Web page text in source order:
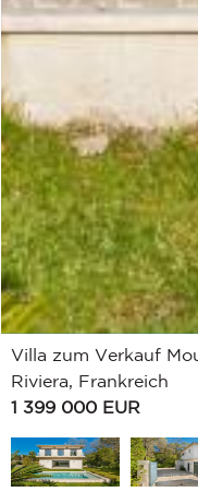
Villa zum Verkauf
Riviera, Frankreich
1 399 000 EUR